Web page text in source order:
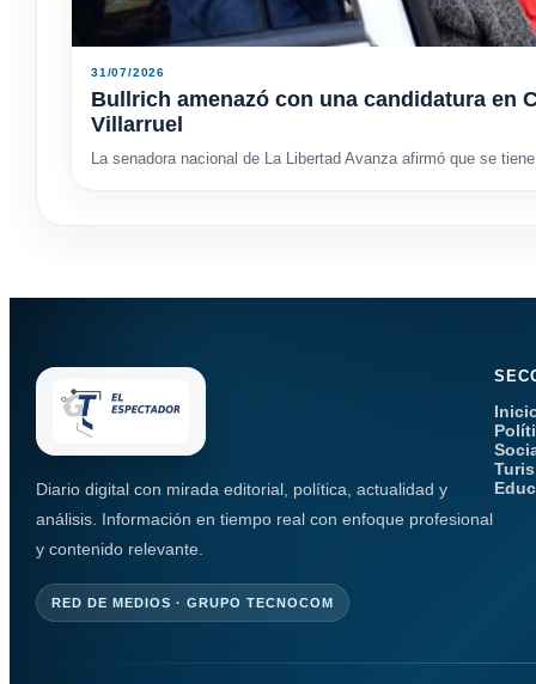
31/07/2026
Bullrich amenazó con una candidatura en
Villarruel
La senadora nacional de La Libertad Avanza afirmó que se
Diario digital con mirada editorial, política, actualidad y
análisis. Información en tiempo real con enfoque profesional
y contenido relevante.
RED DE MEDIOS · GRUPO TECNOCOM